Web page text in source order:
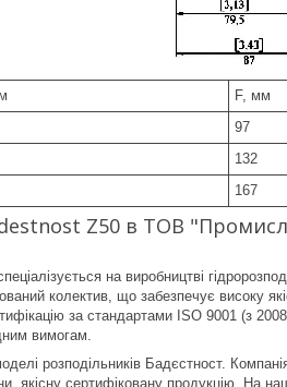
F, мм
97
132
167
Z50 в ТОВ
на виробництві
колектив, що забезпечує високу
за стандартами ISO 9001 (з
вимогам.
розподільників Бадєстност.
якісну сертифіковану продукцію. На